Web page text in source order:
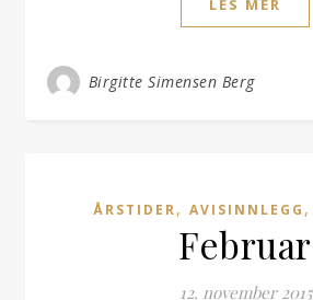
LES MER
Birgitte Simensen Berg
ÅRSTIDER, AVISINNLEGG ,
Februar
12. november 2015